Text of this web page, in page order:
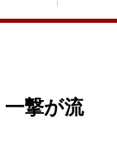
撃が流